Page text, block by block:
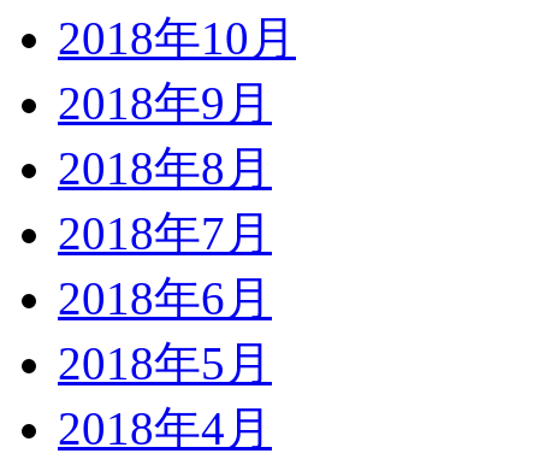
2018年10月
2018年9月
2018年8月
2018年7月
2018年6月
2018年5月
2018年4月